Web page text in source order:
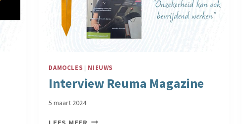
DAMOCLES | NIEUWS
Interview Reuma Magazine
5 maart 2024
INTERVIEW